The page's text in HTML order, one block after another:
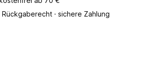
· sichere Zahlung